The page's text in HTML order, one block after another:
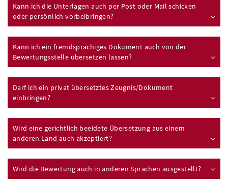
Kann ich die Unterlagen auch per Post oder Mail schicken
oder persönlich vorbeibringen?
Kann ich ein fremdsprachiges Dokument auch von der
Bewertungsstelle übersetzen lassen?
Darf ich ein privat übersetztes Zeugnis/Dokument
einbringen?
Wird eine gerichtlich beeidete Übersetzung aus einem
anderen Land auch akzeptiert?
Wird die Bewertung auch in anderen Sprachen ausgestellt?